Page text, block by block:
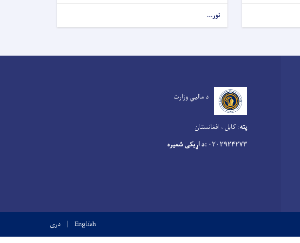
نور...
د مالیي وزارت
پته: کابل ، افغانستان
۰۲۰۲۹۲۴۲۷۳ :د اړیکی شمیره
English دری